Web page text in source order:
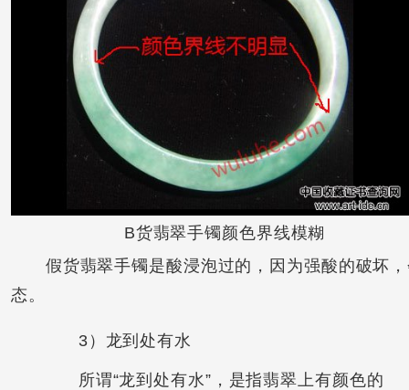
B货翡翠手镯颜色界线模糊
假货翡翠手镯是酸浸泡过的，因为强酸的破坏，
态。
3）龙到处有水
所谓“龙到处有水”，是指翡翠上有颜色的